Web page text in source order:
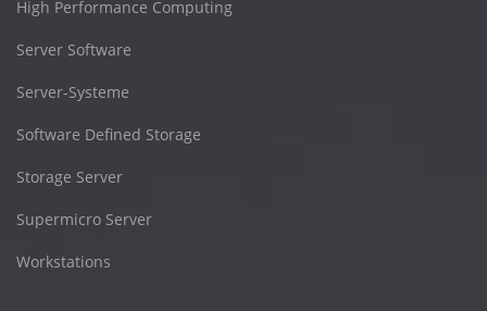
High Performance Computing
Server Software
Server-Systeme
Software Defined Storage
Storage Server
Supermicro Server
Workstations